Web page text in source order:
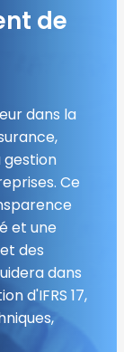
de
dans la
gestion
Ce
et une
des
dans
d'IFRS 17,